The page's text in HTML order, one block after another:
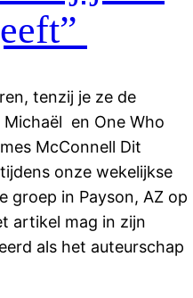
tenzij je ze de
en One Who
McConnell Dit
onze wekelijkse
groep in Payson, AZ op
artikel mag in zijn
als het auteurschap